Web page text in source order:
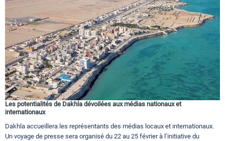
Les potentialités de Dakhla dévoilées aux médias nationaux et
internationaux
Dakhla accueillera les représentants des médias locaux et internationaux.
Un voyage de presse sera organisé du 22 au 25 février à l’initiative du